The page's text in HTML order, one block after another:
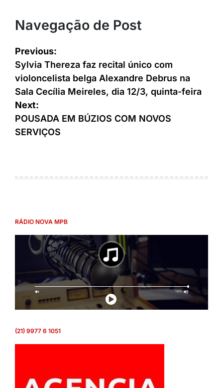
Navegação de Post
Previous:
Sylvia Thereza faz recital único com
violoncelista belga Alexandre Debrus na
Sala Cecília Meireles, dia 12/3, quinta-feira
Next:
POUSADA EM BÚZIOS COM NOVOS
SERVIÇOS
RÁDIO NOVA MPB
(21) 9977 6 1051